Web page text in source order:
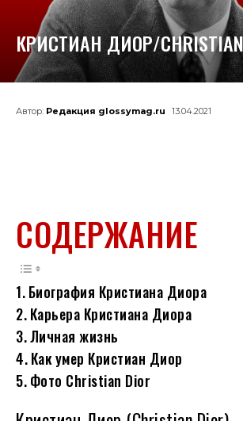
КРИСТИАН ДИОР/CHRISTIAN
Автор: Редакция glossymag.ru 13.04.2021
СОДЕРЖАНИЕ
Биография Кристиана Диора
Карьера Кристиана Диора
Личная жизнь
Как умер Кристиан Диор
Фото Christian Dior